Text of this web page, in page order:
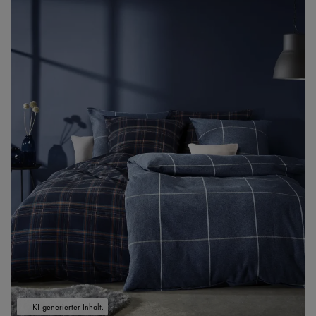
KI-generierter Inhalt.